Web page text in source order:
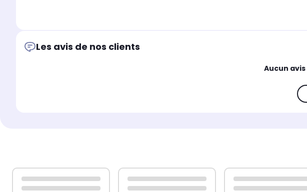
leur marque de smartphone. Le moule de la coque a été conçu pour
épousera parfaitement la forme de votre mobile, en laissant un accès facile à
Les avis de nos clients
Aucun